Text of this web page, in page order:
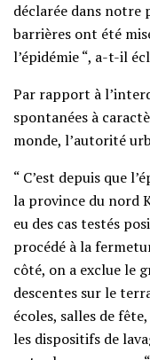
déclarée dans notre
barrières ont été
l’épidémie “, a-t-il
Par rapport à
spontanées à
monde, l’autorité
“ C’est depuis que
la province du nord
eu des cas testés
procédé à la
côté, on a exclue le
descentes sur le
écoles, salles de
les dispositifs de